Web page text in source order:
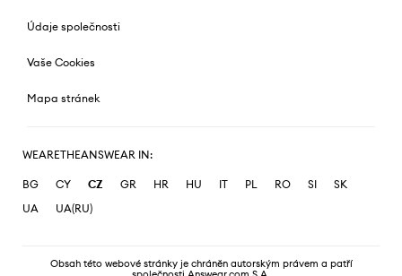
Údaje společnosti
Vaše Cookies
Mapa stránek
WEARETHEANSWEAR IN:
BG CY CZ GR HR HU IT PL RO SI
SK
UA
UA(RU)
Obsah této webové stránky je chráněn autorským právem a patří